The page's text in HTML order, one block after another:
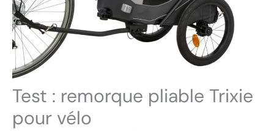
Test : remorque pliable Trixie
pour vélo